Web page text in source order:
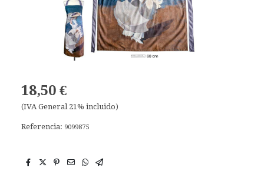
18,50 €
(IVA General 21% incluido)
Referencia: 9099875